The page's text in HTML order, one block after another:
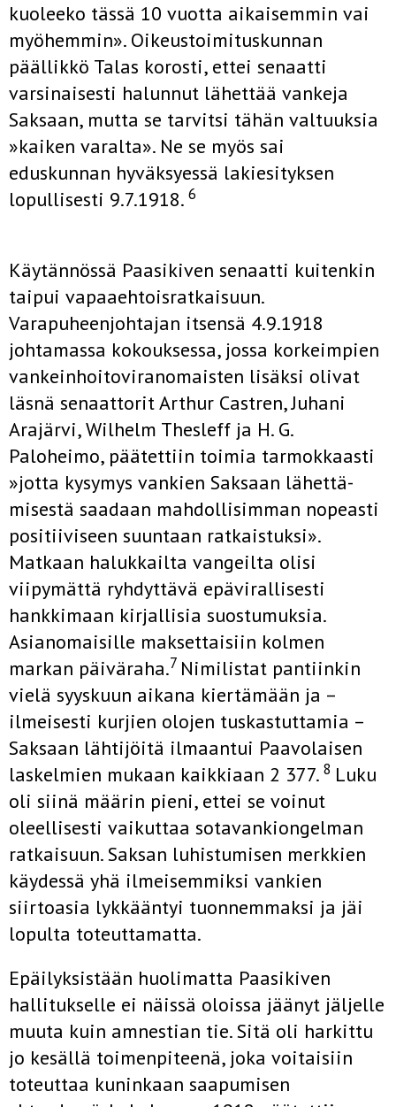
kuoleeko tässä 10 vuotta aikaisemmin vai
myöhemmin». Oikeustoimituskunnan
päällikkö Talas korosti, ettei senaatti
varsinaisesti halunnut lähettää van­keja
Saksaan, mutta se tarvitsi tähän valtuuksia
»kaiken varalta». Ne se myös sai
eduskunnan hyväksyessä lakiesityksen
lopullisesti 9.7.1918. 6
Käytännössä Paasikiven senaatti kuitenkin
taipui vapaaehtoisratkai­suun.
Varapuheenjohtajan itsensä 4.9.1918
johtamassa kokouksessa, jos­sa korkeimpien
vankeinhoitoviranomaisten lisäksi olivat
läsnä senaatto­rit Arthur Castren, Juhani
Arajärvi, Wilhelm Thesleff ja H. G.
Paloheimo, päätettiin toimia tarmokkaasti
»jotta kysymys vankien Saksaan lähettä­
misestä saadaan mahdollisimman nopeasti
positiiviseen suuntaan rat­kaistuksi».
Matkaan halukkailta vangeilta olisi
viipymättä ryhdyttävä epä­virallisesti
hankkimaan kirjallisia suostumuksia.
Asianomaisille makset­taisiin kolmen
markan päiväraha.7 Nimilistat pantiinkin
vielä syyskuun aikana kiertämään ja –
ilmeisesti kurjien olojen tuskastuttamia –
Sak­saan lähtijöitä ilmaantui Paavolaisen
laskelmien mukaan kaikkiaan 2 377. 8 Luku
oli siinä määrin pieni, ettei se voinut
oleellisesti vaikuttaa sotavankiongelman
ratkaisuun. Saksan luhistumisen merkkien
käydes­sä yhä ilmeisemmiksi vankien
siirtoasia lykkääntyi tuonnemmaksi ja jäi
lopulta toteuttamatta.
Epäilyksistään huolimatta Paasikiven
hallitukselle ei näissä oloissa jäänyt jäljelle
muuta kuin amnestian tie. Sitä oli harkittu
jo kesällä toi­menpiteenä, joka voitaisiin
toteuttaa kuninkaan saapumisen